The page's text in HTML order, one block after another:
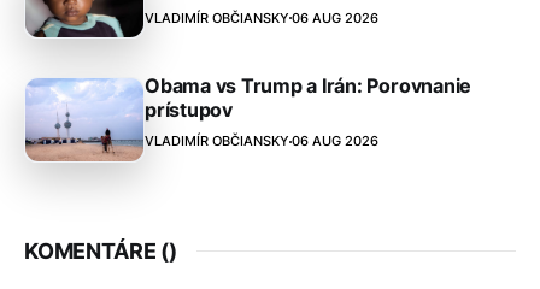
VLADIMÍR OBČIANSKY 06 AUG 2026
Obama vs Trump a Irán: Porovnanie
prístupov
VLADIMÍR OBČIANSKY 06 AUG 2026
KOMENTÁRE ()